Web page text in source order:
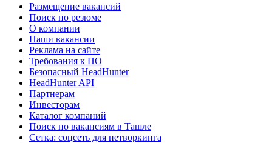
Размещение вакансий
Поиск по резюме
О компании
Наши вакансии
Реклама на сайте
Требования к ПО
Безопасный HeadHunter
HeadHunter API
Партнерам
Инвесторам
Каталог компаний
Поиск по вакансиям в Ташле
Сетка: соцсеть для нетворкинга